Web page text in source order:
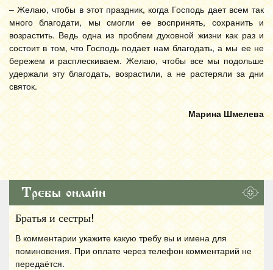
– Желаю, чтобы в этот праздник, когда Господь дает всем так
много благодати, мы смогли ее воспринять, сохранить и
возрастить. Ведь одна из проблем духовной жизни как раз и
состоит в том, что Господь подает нам благодать, а мы ее не
бережем и расплескиваем. Желаю, чтобы все мы подольше
удержали эту благодать, возрастили, а не растеряли за дни
святок.
Марина Шмелева
Требы онлайн
Братья и сестры!
В комментарии укажите какую требу вы и имена для
поминовения. При оплате через телефон комментарий не
передаётся.